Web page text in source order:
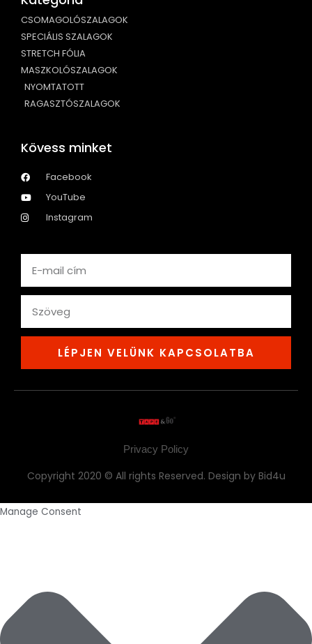
CSOMAGOLÓSZALAGOK
SPECIÁLIS SZALAGOK
STRETCH FÓLIA
MASZKOLÓSZALAGOK
NYOMTATOTT
RAGASZTÓSZALAGOK
Kövess minket
Facebook
YouTube
Instagram
LÉPJEN VELÜNK KAPCSOLATBA
Privacy Policy
Copyright 2020 © All rights Reserved. Design by Bid4u
Manage Consent